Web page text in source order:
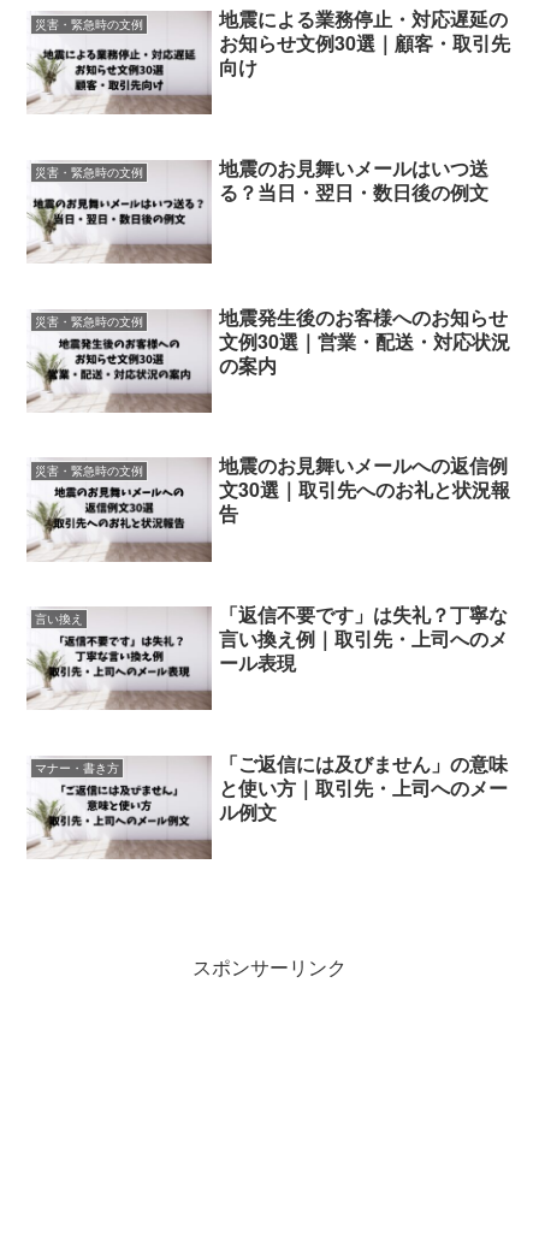
災害・緊急時の文例
地震による業務停止・対応遅延の
お知らせ文例30選｜顧客・取引先
向け
災害・緊急時の文例
地震のお見舞いメールはいつ送
る？当日・翌日・数日後の例文
災害・緊急時の文例
地震発生後のお客様へのお知らせ
文例30選｜営業・配送・対応状況
の案内
災害・緊急時の文例
地震のお見舞いメールへの返信例
文30選｜取引先へのお礼と状況報
告
言い換え
「返信不要です」は失礼？丁寧な
言い換え例｜取引先・上司へのメ
ール表現
マナー・書き方
「ご返信には及びません」の意味
と使い方｜取引先・上司へのメー
ル例文
スポンサーリンク